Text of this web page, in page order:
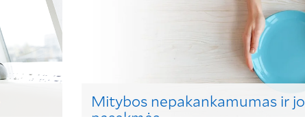
Mitybos nepakankamumas ir jo
pasekmės